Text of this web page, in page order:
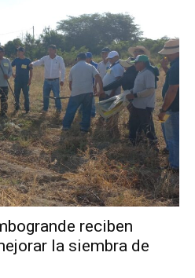
reciben
la siembra de